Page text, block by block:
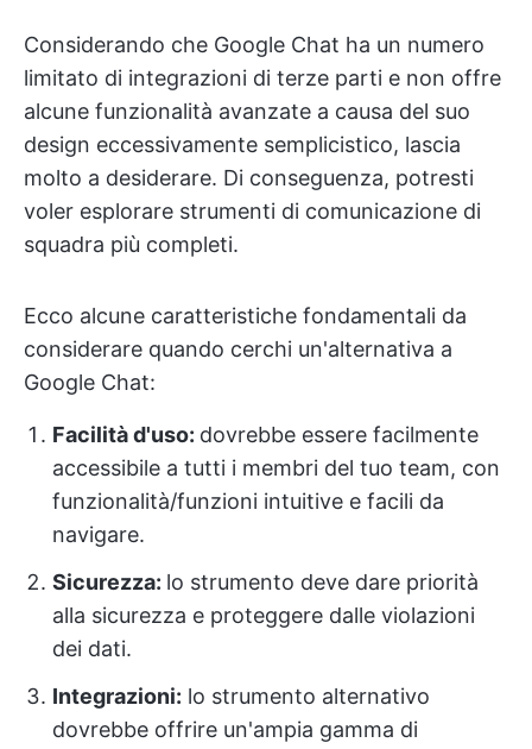
Considerando che Google Chat ha un numero
limitato di integrazioni di terze parti e non offre
alcune funzionalità avanzate a causa del suo
design eccessivamente semplicistico, lascia
molto a desiderare. Di conseguenza, potresti
voler esplorare strumenti di comunicazione di
squadra più completi.
Ecco alcune caratteristiche fondamentali da
considerare quando cerchi un'alternativa a
Google Chat:
Facilità d'uso: dovrebbe essere facilmente
accessibile a tutti i membri del tuo team, con
funzionalità/funzioni intuitive e facili da
navigare.
Sicurezza: lo strumento deve dare priorità
alla sicurezza e proteggere dalle violazioni
dei dati.
Integrazioni: lo strumento alternativo
dovrebbe offrire un'ampia gamma di